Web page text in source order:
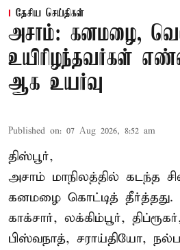
தேசிய செய்திகள்
அசாம்: கனமழை,
உயிரிழந்தவர்கள்
ஆக உயர்வு
Published on: 07 Aug 2026, 8:52 am
திஸ்பூர்,
அசாம் மாநிலத்தில் கடந்த
கனமழை கொட்டித் தீர்த்தது.
காக்சார், லக்கிம்பூர்,
பிஸ்வநாத், சராய்தியோ,